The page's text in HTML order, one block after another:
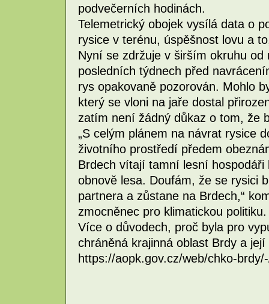
podvečerních hodinách.
Telemetrický obojek vysílá data o
rysice v terénu, úspěšnost lovu a
Nyní se zdržuje v širším okruhu
posledních týdnech před
rys opakovaně pozorován. Mohlo
který se vloni na jaře dostal
zatím není žádný důkaz o tom, že
„S celým plánem na návrat rysice
životního prostředí předem
Brdech vítají tamní lesní
obnově lesa. Doufám, že se rysici
partnera a zůstane na Brdech,“
zmocněnec pro klimatickou politiku.
Více o důvodech, proč byla pro
chráněná krajinná oblast Brdy a
https://aopk.gov.cz/web/chko-